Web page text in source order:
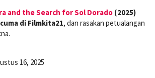
and the Search for Sol Dorado (2025)
di Filmkita21, dan rasakan petualangan
16, 2025